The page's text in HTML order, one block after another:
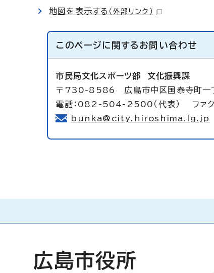
地図を表示する （外部リンク）
このページに関する お問い合わせ
市民局文化スポーツ部 文化振興課
〒730-8586 広島市中区国泰寺町一
電話：082-504-2500（代表） ファ
bunka@city.hiroshima.lg.jp
広島市役所